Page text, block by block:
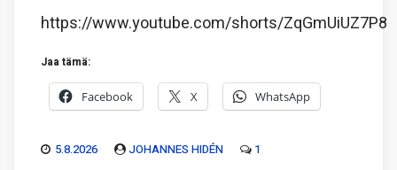
https://www.youtube.com/shorts/ZqGmUiUZ7P8
Jaa tämä:
Facebook X WhatsApp
5.8.2026 JOHANNES HIDÉN 1